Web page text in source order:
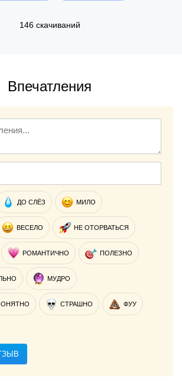
146 скачиваний
Впечатления
ДО СЛЁЗ МИЛО
ВЕСЕЛО НЕ ОТОРВАТЬСЯ
РОМАНТИЧНО ПОЛЕЗНО
МУДРО
СТРАШНО ФУУ